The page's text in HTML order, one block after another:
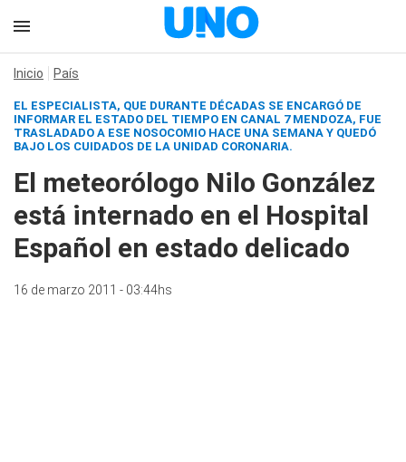
Inicio País
EL ESPECIALISTA, QUE DURANTE DÉCADAS SE ENCARGÓ DE
INFORMAR EL ESTADO DEL TIEMPO EN CANAL 7 MENDOZA, FUE
TRASLADADO A ESE NOSOCOMIO HACE UNA SEMANA Y QUEDÓ
BAJO LOS CUIDADOS DE LA UNIDAD CORONARIA.
El meteorólogo Nilo González
está internado en el Hospital
Español en estado delicado
16 de marzo 2011 - 03:44hs